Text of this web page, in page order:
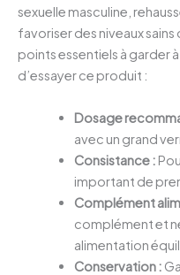
sexuelle masculine,
favoriser des niveaux
points essentiels à garder
d’essayer ce produit :
Dosage
avec un grand
Consistance :
important de
Complément
complément et
alimentation
Conservation :